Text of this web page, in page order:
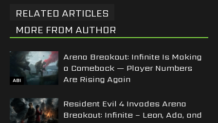
RELATED ARTICLES
MORE FROM AUTHOR
ABI
Arena Breakout: Infinite Is Making
a Comeback — Player Numbers
Are Rising Again
Resident Evil 4 Invades Arena
Breakout: Infinite – Leon, Ada, and